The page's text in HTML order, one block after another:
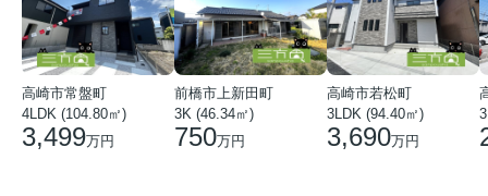
高崎市常盤町
4LDK (104.80㎡)
3,499万円
前橋市上新田町
3K (46.34㎡)
750万円
高崎市若松町
3LDK (94.40㎡)
3,690万円